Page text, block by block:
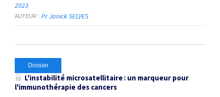
2023
AUTEUR Pr Janick SELVES
Dossier
L'instabilité microsatellitaire : un marqueur pour
l'immunothérapie des cancers